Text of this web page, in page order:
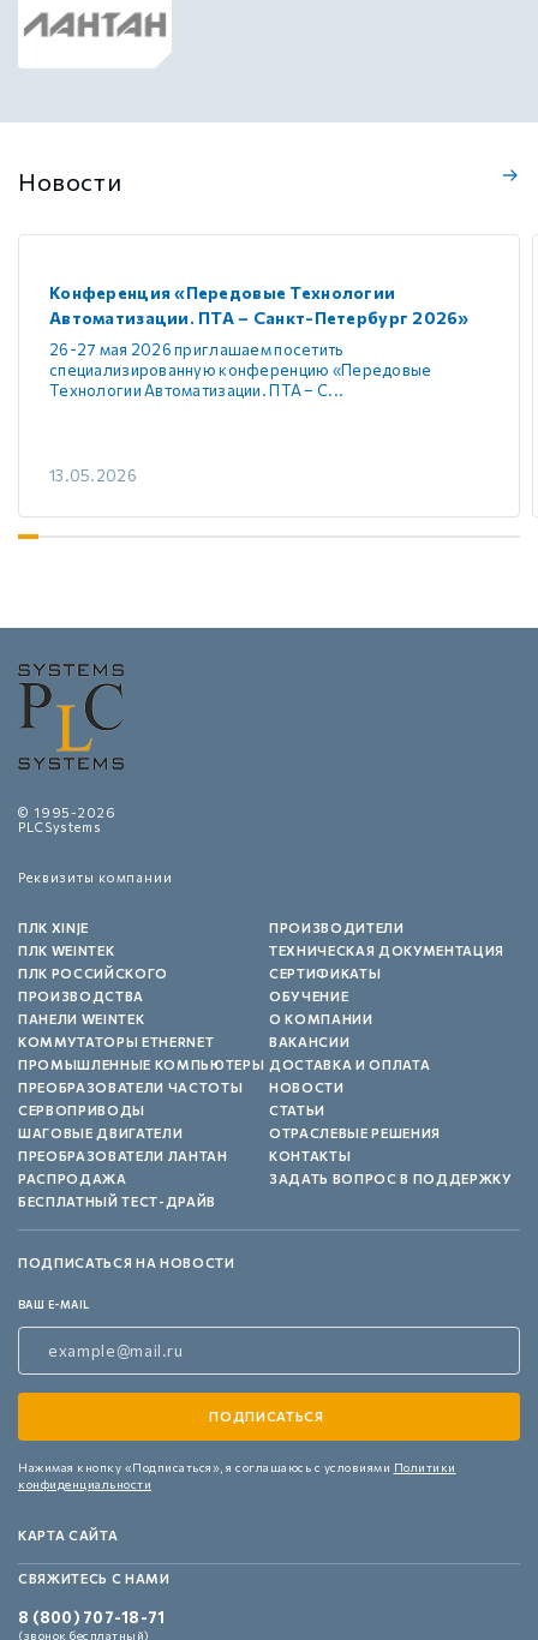
Новости
Конференция «Передовые Технологии
Автоматизации. ПТА – Санкт-Петербург 2026»
26-27 мая 2026 приглашаем посетить
специализированную конференцию «Передовые
Технологии Автоматизации. ПТА – С...
13.05.2026
© 1995-2026
PLCSystems
Реквизиты компании
ПЛК XINJE
ПЛК WEINTEK
ПЛК РОССИЙСКОГО
ПРОИЗВОДСТВА
ПАНЕЛИ WEINTEK
КОММУТАТОРЫ ETHERNET
ПРОМЫШЛЕННЫЕ КОМПЬЮТЕРЫ
ПРЕОБРАЗОВАТЕЛИ ЧАСТОТЫ
СЕРВОПРИВОДЫ
ШАГОВЫЕ ДВИГАТЕЛИ
ПРЕОБРАЗОВАТЕЛИ ЛАНТАН
РАСПРОДАЖА
БЕСПЛАТНЫЙ ТЕСТ-ДРАЙВ
ПРОИЗВОДИТЕЛИ
ТЕХНИЧЕСКАЯ ДОКУМЕНТАЦИЯ
СЕРТИФИКАТЫ
ОБУЧЕНИЕ
О КОМПАНИИ
ВАКАНСИИ
ДОСТАВКА И ОПЛАТА
НОВОСТИ
СТАТЬИ
ОТРАСЛЕВЫЕ РЕШЕНИЯ
КОНТАКТЫ
ЗАДАТЬ ВОПРОС В ПОДДЕРЖКУ
ПОДПИСАТЬСЯ НА НОВОСТИ
ВАШ E-MAIL
Нажимая кнопку «Подписаться», я соглашаюсь с условиями Политики
конфиденциальности
КАРТА САЙТА
СВЯЖИТЕСЬ С НАМИ
8 (800) 707-18-71
(звонок бесплатный)